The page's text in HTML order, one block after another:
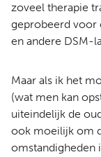
zoveel therapie
geprobeerd voor
en andere DSM-
Maar als ik het
(wat men kan
uiteindelijk de
ook moeilijk om
omstandigheden